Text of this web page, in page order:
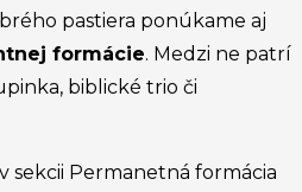
pastiera ponúkame aj
formácie. Medzi ne patrí
biblické trio či
sekcii Permanetná formácia